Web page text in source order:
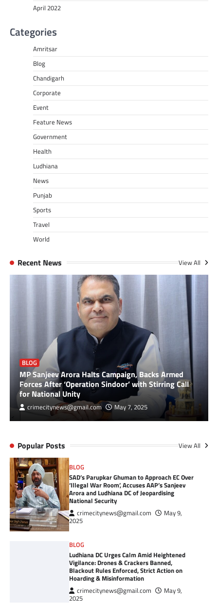
April 2022
Categories
Amritsar
Blog
Chandigarh
Corporate
Event
Feature News
Government
Health
Ludhiana
News
Punjab
Sports
Travel
World
Recent News View All
BLOG
MP Sanjeev Arora Halts Campaign, Backs Armed
Forces After ‘Operation Sindoor’ with Stirring Call
for National Unity
crimecitynews@gmail.com May 7, 2025
Popular Posts View All
BLOG
SAD’s Parupkar Ghuman to Approach EC Over
‘Illegal War Room’, Accuses AAP’s Sanjeev
Arora and Ludhiana DC of Jeopardising
National Security
crimecitynews@gmail.com
May 9,
2025
BLOG
Ludhiana DC Urges Calm Amid Heightened
Vigilance: Drones & Crackers Banned,
Blackout Rules Enforced, Strict Action on
Hoarding & Misinformation
crimecitynews@gmail.com
May 9,
2025